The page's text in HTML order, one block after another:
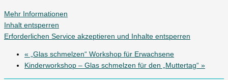
Mehr Informationen
Inhalt entsperren
Erforderlichen Service akzeptieren und Inhalte entsperren
« „Glas schmelzen“ Workshop für Erwachsene
Kinderworkshop – Glas schmelzen für den „Muttertag“ »